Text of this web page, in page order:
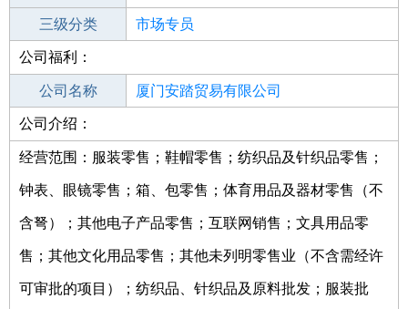
二级分类 市场
三级分类 市场专员
其他行业
公司福利：
公司名称 厦门安踏贸易有限公司
公司类型
公司介绍：
经营范围：服装零售；鞋帽零售；纺织品及针织品零售；
钟表、眼镜零售；箱、包零售；体育用品及器材零售（不
含弩）；其他电子产品零售；互联网销售；文具用品零
售；其他文化用品零售；其他未列明零售业（不含需经许
可审批的项目）；纺织品、针织品及原料批发；服装批